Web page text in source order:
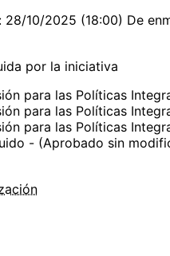
28/10/2025 (18:00) De
por la iniciativa
para las Políticas
para las Políticas
para las Políticas
- (Aprobado sin